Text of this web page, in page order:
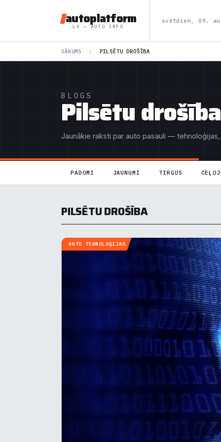
autoplatform
.LV — AUTO INFO
svētdien, 09.
SĀKUMS / PILSĒTU DROŠĪBA
BLOGS
Pilsētu drošība
Jaunākie raksti par auto pasauli —
PADOMI JAUNUMI TIRGUS
PILSĒTU DROŠĪBA
AUTO TEHNOLOĢIJAS
Mēs
▶